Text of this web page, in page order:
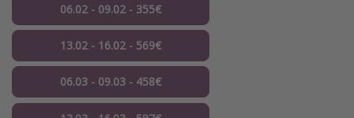
06.02 - 09.02 - 355€
13.02 - 16.02 - 569€
06.03 - 09.03 - 458€